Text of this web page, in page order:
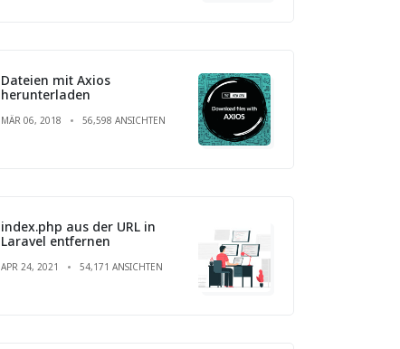
Dateien mit Axios
herunterladen
MÄR 06, 2018 56,598 ANSICHTEN
index.php aus der URL in
Laravel entfernen
APR 24, 2021 54,171 ANSICHTEN